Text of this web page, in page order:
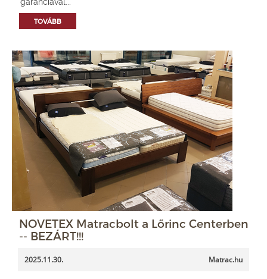
TOVÁBB
NOVETEX Matracbolt a Lőrinc Centerben
-- BEZÁRT!!!
2025.11.30. Matrac.hu